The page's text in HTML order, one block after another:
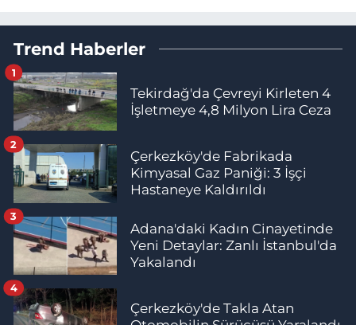
Trend Haberler
Tekirdağ'da Çevreyi Kirleten 4
İşletmeye 4,8 Milyon Lira Ceza
1
Çerkezköy'de Fabrikada
Kimyasal Gaz Paniği: 3 İşçi
Hastaneye Kaldırıldı
2
Adana'daki Kadın Cinayetinde
Yeni Detaylar: Zanlı İstanbul'da
Yakalandı
3
Çerkezköy'de Takla Atan
4